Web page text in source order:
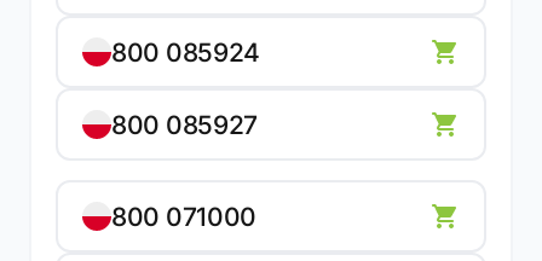
800 085924
800 085927
800 071000